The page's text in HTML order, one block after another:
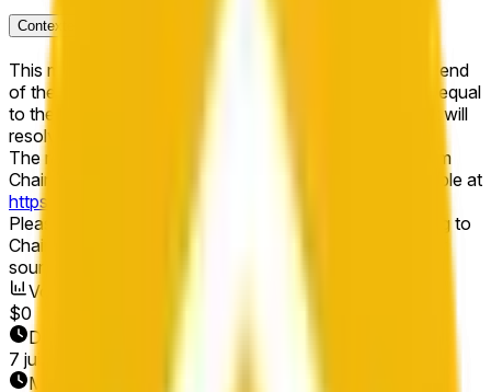
Contexte du Marché
This market will resolve to "Up" if the BNB price at the end
of the time range specified in the title is greater than or equal
to the price at the beginning of that range. Otherwise, it will
resolve to "Down".
The resolution source for this market is information from
Chainlink, specifically the BNB/USD data stream available at
https://data.chain.link/streams/bnb-usd
Please note that this market is about the price according to
Chainlink data stream BNB/USD, not according to other
sources or spot markets.
Volume
$0
Date de fin
7 juin 2026
Marché ouvert